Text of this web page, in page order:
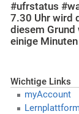
#ufrstatus
7.30 Uhr wird
diesem Grund
einige
Wichtige Links
myAccount